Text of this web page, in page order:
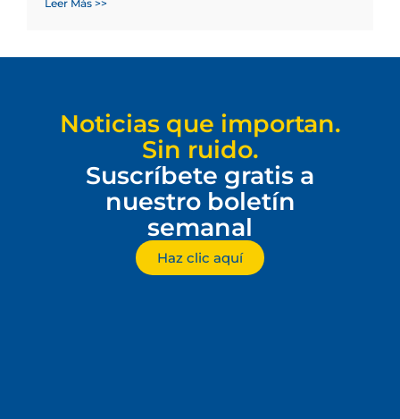
Leer Más >>
Noticias que importan.
Sin ruido.
Suscríbete gratis a
nuestro boletín
semanal
Haz clic aquí